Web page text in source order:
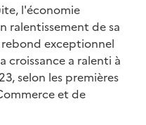
l'économie
ralentissement de sa
exceptionnel
croissance a ralenti à
selon les premières
et de